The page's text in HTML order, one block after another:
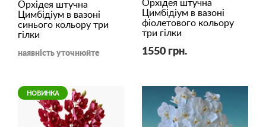
Орхідея штучна
Цимбідіум в вазоні
синього кольору три
гілки
наявність уточнюйте
Орхідея штучна
Цимбідіум в вазоні
фіолетового кольору
три гілки
1550 грн.
НОВИНКА